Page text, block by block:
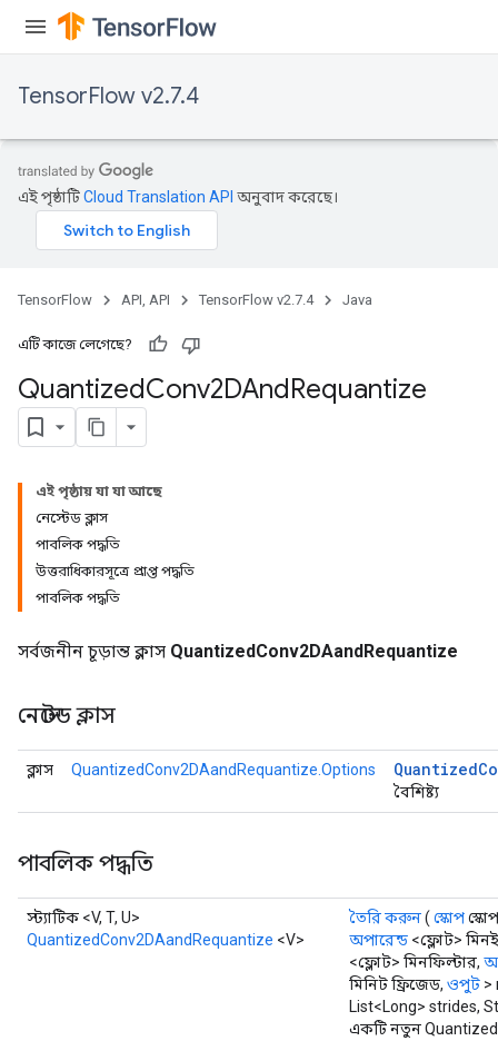
TensorFlow v2.7.4
এই পৃষ্ঠাটিCloud Translation API অনুবাদ করেছে।
TensorFlow API, API TensorFlow v2.7.4 Java
এটি কাজে লেগেছে?
QuantizedConv2DAndRequantize
এই পৃষ্ঠায় যা যা আছে
নেস্টেড ক্লাস
পাবলিক পদ্ধতি
উত্তরাধিকারসূত্রে প্রাপ্ত পদ্ধতি
পাবলিক পদ্ধতি
সর্বজনীন চূড়ান্ত ক্লাস QuantizedConv2DAandRequantize
নেস্টেড ক্লাস
ক্লাস QuantizedConv2DAandRequantize.Options Quantized
বৈশিষ্ট্য
পাবলিক পদ্ধতি
স্ট্যাটিক <V, T, U>
QuantizedConv2DAandRequantize <V>
তৈরি করুন( স্কোপ
অপারেন্ড <ফ্লোট>
<ফ্লোট> মিনফিল্টার,
মিনিট ফ্রিজেড, ওপুট >
List<Long> strides,
একটি নতুন